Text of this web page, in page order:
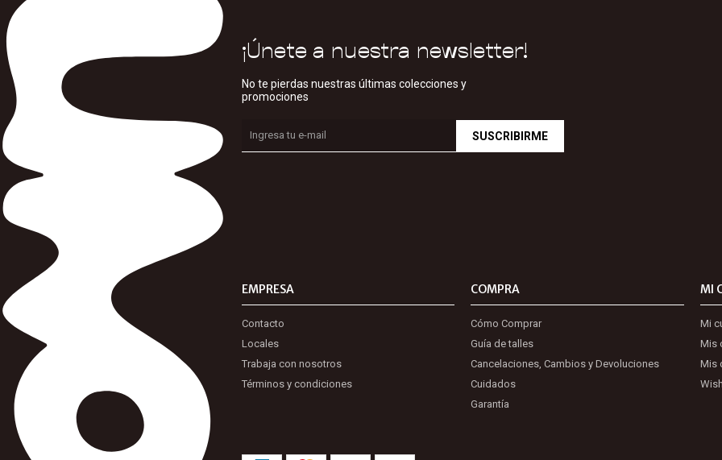
EMPRESA
Contacto
Locales
Trabaja con nosotros
Términos y condiciones
COMPRA
Cómo Comprar
Guía de talles
Cancelaciones, Cambios y Devoluciones
Cuidados
Garantía
MI
Mi
Mis
Mis
¡Únete a nuestra newsletter!
No te pierdas nuestras últimas colecciones y
promociones
SUSCRIBIRME